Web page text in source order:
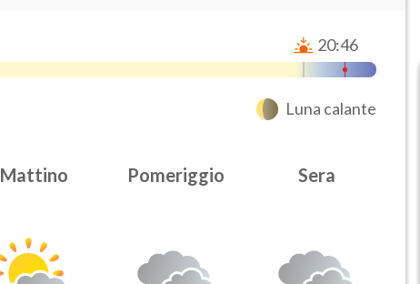
20:46
Luna calante
Mattino Pomeriggio Sera